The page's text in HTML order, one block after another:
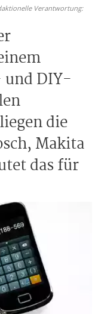
Verantwortung:
DIY-
die
Makita
das für